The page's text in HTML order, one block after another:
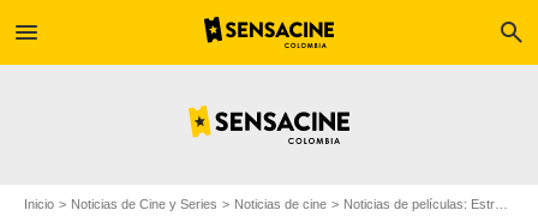
menu search
Inicio Noticias de Cine y Series Noticias de cine Noticias de películas: Estreno de película